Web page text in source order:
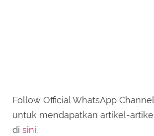
Follow Official WhatsApp
untuk mendapatkan artikel-
di sini.